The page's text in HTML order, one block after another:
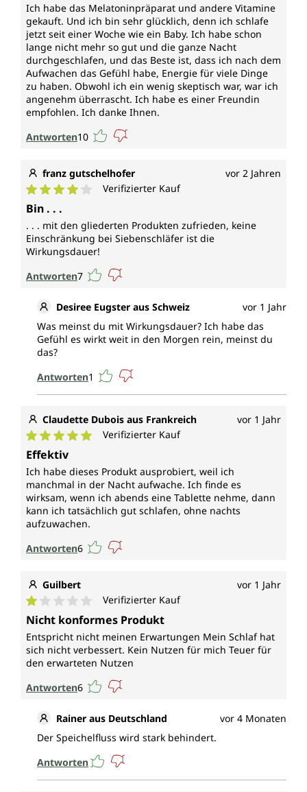
Ich habe das Melatoninpräparat und andere Vitamine
gekauft. Und ich bin sehr glücklich, denn ich schlafe
jetzt seit einer Woche wie ein Baby. Ich habe schon
lange nicht mehr so gut und die ganze Nacht
durchgeschlafen, und das Beste ist, dass ich nach dem
Aufwachen das Gefühl habe, Energie für viele Dinge
zu haben. Obwohl ich ein wenig skeptisch war, war ich
angenehm überrascht. Ich habe es einer Freundin
empfohlen. Ich danke Ihnen.
Antworten10
franz gutschelhofer vor 2 Jahren
Durchschnittliche Bewertung von 4 von 5 Sternen
Verifizierter Kauf
Bin . . .
. . . mit den gliederten Produkten zufrieden, keine
Einschränkung bei Siebenschläfer ist die
Wirkungsdauer!
Antworten7
Desiree Eugster aus Schweiz
vor 1 Jahr
Was meinst du mit Wirkungsdauer? Ich habe das
Gefühl es wirkt weit in den Morgen rein, meinst du
das?
Antworten1
Claudette Dubois aus Frankreich vor 1 Jahr
Durchschnittliche Bewertung von 5 von 5 Sternen
Verifizierter Kauf
Effektiv
Ich habe dieses Produkt ausprobiert, weil ich
manchmal in der Nacht aufwache. Ich finde es
wirksam, wenn ich abends eine Tablette nehme, dann
kann ich tatsächlich gut schlafen, ohne nachts
aufzuwachen.
Antworten6
Guilbert vor 1 Jahr
Durchschnittliche Bewertung von 1 von 5 Sternen
Verifizierter Kauf
Nicht konformes Produkt
Entspricht nicht meinen Erwartungen Mein Schlaf hat
sich nicht verbessert. Kein Nutzen für mich Teuer für
den erwarteten Nutzen
Antworten6
Rainer aus Deutschland
vor 4 Monaten
Der Speichelfluss wird stark behindert.
Antworten